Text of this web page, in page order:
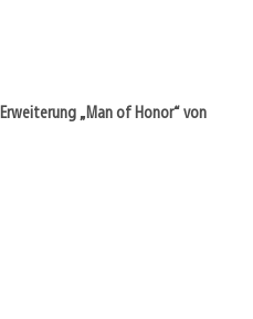
„Man of Honor“ von